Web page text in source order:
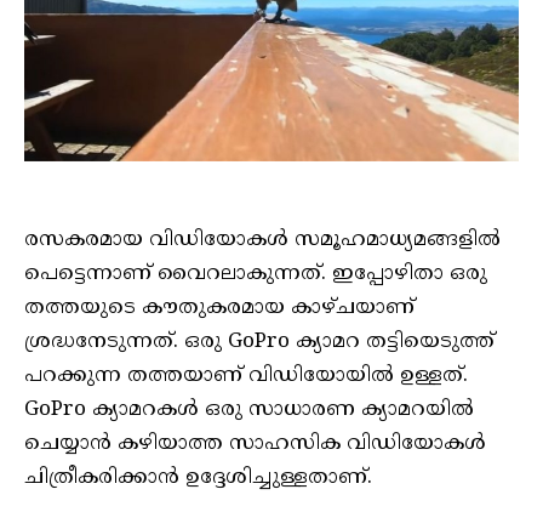
രസകരമായ വിഡിയോകൾ സമൂഹമാധ്യമങ്ങളിൽ
പെട്ടെന്നാണ് വൈറലാകുന്നത്. ഇപ്പോഴിതാ ഒരു
തത്തയുടെ കൗതുകരമായ കാഴ്ചയാണ്
ശ്രദ്ധനേടുന്നത്. ഒരു GoPro ക്യാമറ തട്ടിയെടുത്ത്
പറക്കുന്ന തത്തയാണ് വിഡിയോയിൽ ഉള്ളത്.
GoPro ക്യാമറകൾ ഒരു സാധാരണ ക്യാമറയിൽ
ചെയ്യാൻ കഴിയാത്ത സാഹസിക വിഡിയോകൾ
ചിത്രീകരിക്കാൻ ഉദ്ദേശിച്ചുള്ളതാണ്.